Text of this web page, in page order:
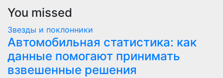
You missed
Звезды и поклонники
Автомобильная статистика: как
данные помогают принимать
взвешенные решения